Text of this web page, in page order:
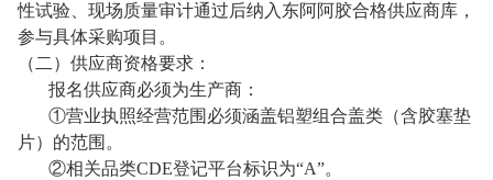
性试验、现场质量审计通过后纳入东阿阿胶合格供应商库，
参与具体采购项目。
（二）供应商资格要求：
报名供应商必须为生产商：
①营业执照经营范围必须涵盖铝塑组合盖类（含胶塞垫
片）的范围。
②相关品类CDE登记平台标识为“A”。